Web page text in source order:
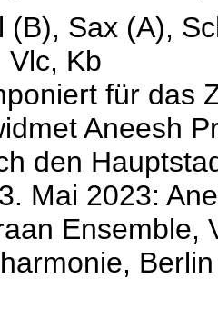
(B), Sax (A),
Vlc, Kb
für das
Aneesh
den
Mai 2023:
Ensemble,
Berlin